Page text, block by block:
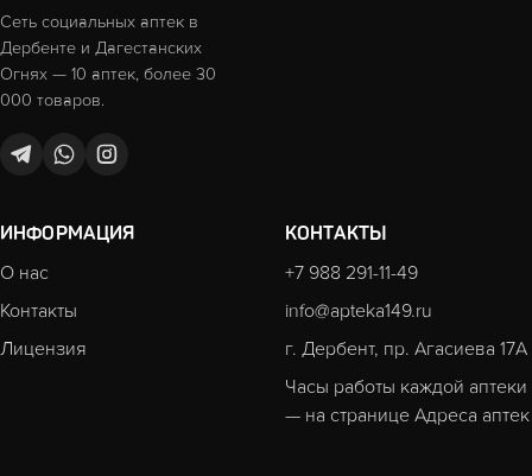
Сеть социальных аптек в
Дербенте и Дагестанских
Огнях — 10 аптек, более 30
000 товаров.
ИНФОРМАЦИЯ
О нас
Контакты
Лицензия
КОНТАКТЫ
+7 988 291-11-49
info@apteka149.ru
г. Дербент, пр. Агасиева 17А
Часы работы каждой аптеки
— на странице Адреса аптек